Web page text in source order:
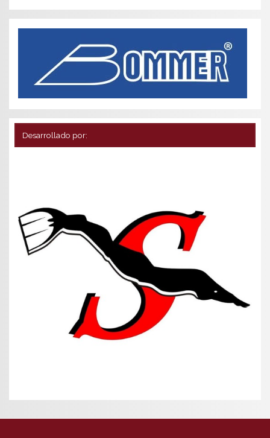
Desarrollado por: